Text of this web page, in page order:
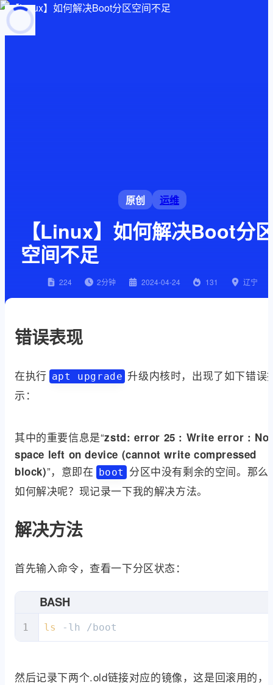
页面加载中
原创 运维
【Linux】如何解决Boot分
空间不足
224 2分钟 2024-04-24 131 辽宁
错误表现
在执行 apt upgrade 升级内核时，出现了如下错误
示：
其中的重要信息是“zstd: error 25 : Write error : No
space left on device (cannot write compressed
block)”，意即在 boot
分区中没有剩余的空间。那么
如何解决呢？现记录一下我的解决方法。
解决方法
首先输入命令，查看一下分区状态：
BASH
ls -lh /boot
然后记录下两个.old链接对应的镜像，这是回滚用的，